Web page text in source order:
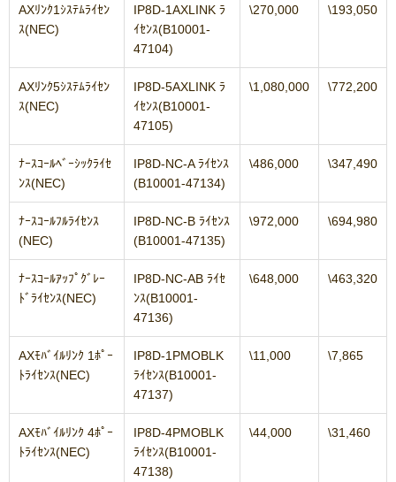
AXﾘﾝｸ1ｼｽﾃﾑﾗｲｾﾝ
ｽ(NEC)
IP8D-1AXLINK ﾗ
ｲｾﾝｽ(B10001-
47104)
\270,000 \193,050
AXﾘﾝｸ5ｼｽﾃﾑﾗｲｾﾝ
ｽ(NEC)
IP8D-5AXLINK ﾗ
ｲｾﾝｽ(B10001-
47105)
\1,080,000 \772,200
ﾅｰｽｺｰﾙﾍﾞｰｼｯｸﾗｲｾ
ﾝｽ(NEC)
IP8D-NC-A ﾗｲｾﾝｽ
(B10001-47134)
\486,000 \347,490
ﾅｰｽｺｰﾙﾌﾙﾗｲｾﾝｽ
(NEC)
IP8D-NC-B ﾗｲｾﾝｽ
(B10001-47135)
\972,000 \694,980
ﾅｰｽｺｰﾙｱｯﾌﾟｸﾞﾚｰ
ﾄﾞﾗｲｾﾝｽ(NEC)
IP8D-NC-AB ﾗｲｾ
ﾝｽ(B10001-
47136)
\648,000 \463,320
AXﾓﾊﾞｲﾙﾘﾝｸ 1ﾎﾟｰ
ﾄﾗｲｾﾝｽ(NEC)
IP8D-1PMOBLK
ﾗｲｾﾝｽ(B10001-
47137)
\11,000 \7,865
AXﾓﾊﾞｲﾙﾘﾝｸ 4ﾎﾟｰ
ﾄﾗｲｾﾝｽ(NEC)
IP8D-4PMOBLK
ﾗｲｾﾝｽ(B10001-
47138)
\44,000 \31,460